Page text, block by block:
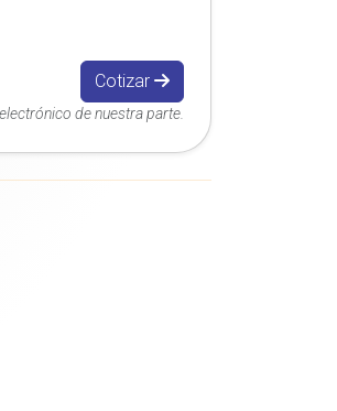
Cotizar
de nuestra parte.